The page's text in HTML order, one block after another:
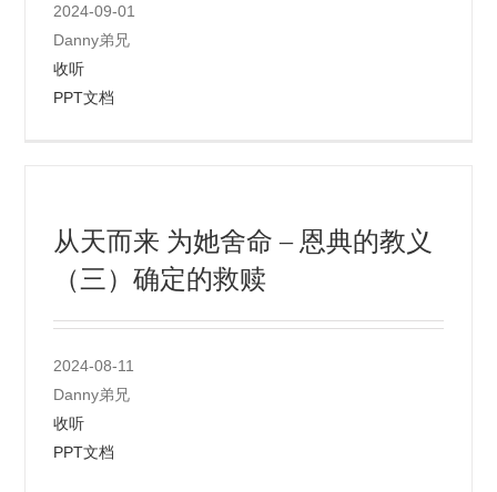
2024-09-01
Danny弟兄
收听
PPT文档
从天而来 为她舍命 – 恩典的教义
（三）确定的救赎
2024-08-11
Danny弟兄
收听
PPT文档